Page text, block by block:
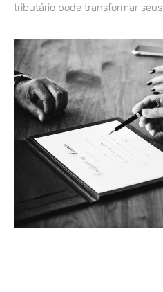
tributário pode transformar